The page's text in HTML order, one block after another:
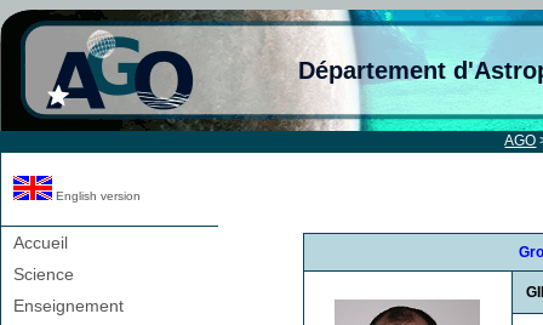
Département
AGO
English version
Accueil
Science
Enseignement